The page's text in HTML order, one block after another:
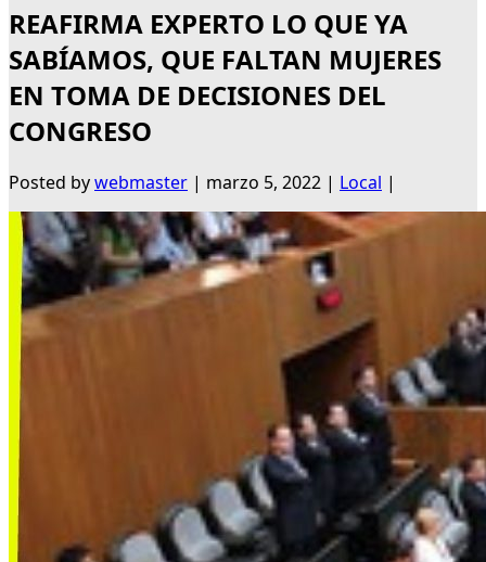
REAFIRMA EXPERTO LO QUE YA
SABÍAMOS, QUE FALTAN MUJERES
EN TOMA DE DECISIONES DEL
CONGRESO
Posted bywebmaster | marzo 5, 2022 | Local |